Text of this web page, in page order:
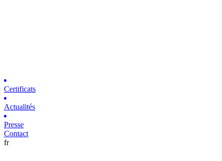
Certificats
Actualités
Presse
Contact
fr